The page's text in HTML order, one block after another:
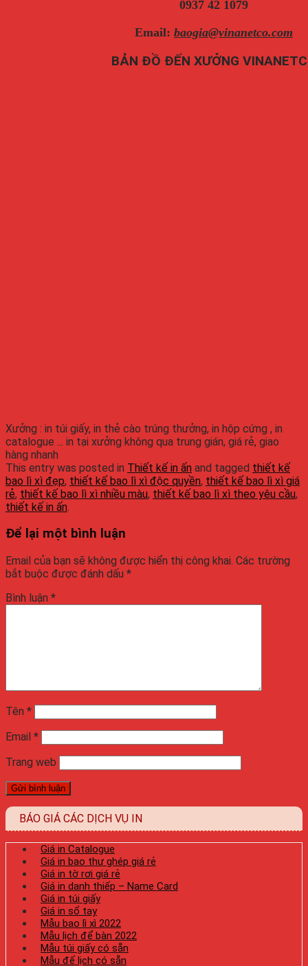
0937 42 1079
Email: baogia@vinanetco.com
BẢN ĐỒ ĐẾN XƯỞNG
Xưởng : in túi giấy, in thẻ cào trúng thưởng, in hộp cứng , in
catalogue ... in tại xưởng không qua trung gián, giá rẻ, giao
hàng nhanh
This entry was posted in Thiết kế in ấn and tagged thiết kế
bao lì xì đẹp, thiết kế bao lì xì độc quyền, thiết kế bao lì xì giá
rẻ, thiết kế bao lì xì nhiều màu, thiết kế bao lì xì theo yêu cầu,
thiết kế in ấn.
Để lại một bình luận
Email của bạn sẽ không được hiển thị công khai. Các trường
bắt buộc được đánh dấu *
Bình luận *
Tên *
Email *
Trang web
BÁO GIÁ CÁC DỊCH VỤ IN
Giá in Catalogue
Giá in bao thư ghép giá rẻ
Giá in tờ rơi giá rẻ
Giá in danh thiếp – Name Card
Giá in túi giấy
Giá in sổ tay
Mẫu bao lì xì 2022
Mẫu lịch để bàn 2022
Mẫu túi giấy có sẵn
Mẫu đế lịch có sẵn